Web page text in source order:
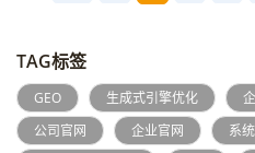
TAG标签
GEO 生成式引擎优化
公司官网
企业官网 系